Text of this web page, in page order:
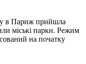
в Париж прийшла
міські парки. Режим
на початку